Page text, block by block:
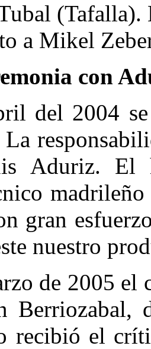
a Mikel
con
del 2004
Aduriz. El
gran
nuestro
de 2005 el
recibió el